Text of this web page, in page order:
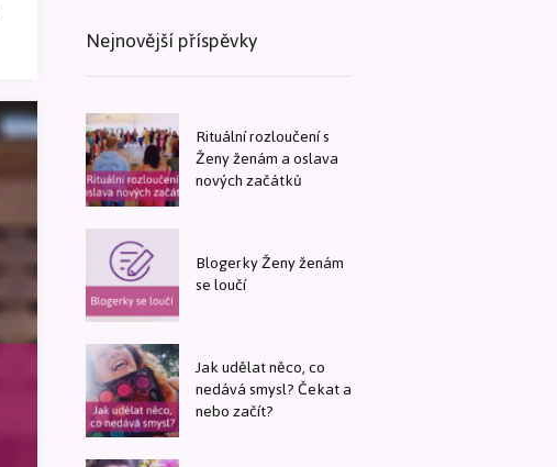
Nejnovější příspěvky
Rituální rozloučení s
Ženy ženám a oslava
nových začátků
Blogerky Ženy ženám
se loučí
Jak udělat něco, co
nedává smysl? Čekat a
nebo začít?